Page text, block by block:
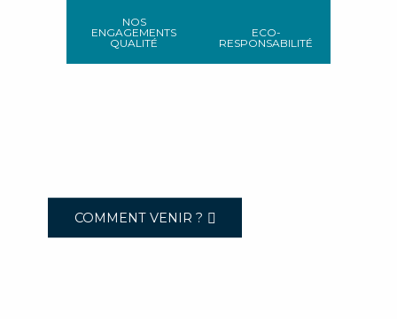
NOS
ENGAGEMENTS
QUALITÉ
ECO-
RESPONSABILITÉ
COMMENT VENIR ?